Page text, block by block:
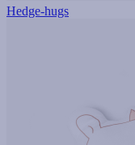
Hedge-hugs